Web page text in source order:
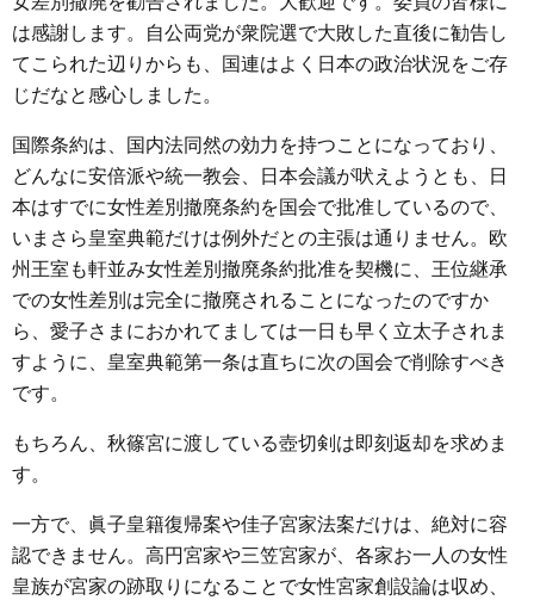
は感謝します。自公両党が衆院選で大敗した直後に勧告し
てこられた辺りからも、国連はよく日本の政治状況をご存
じだなと感心しました。
国際条約は、国内法同然の効力を持つことになっており、
どんなに安倍派や統一教会、日本会議が吠えようとも、日
本はすでに女性差別撤廃条約を国会で批准しているので、
いまさら皇室典範だけは例外だとの主張は通りません。欧
州王室も軒並み女性差別撤廃条約批准を契機に、王位継承
での女性差別は完全に撤廃されることになったのですか
ら、愛子さまにおかれてましては一日も早く立太子されま
すように、皇室典範第一条は直ちに次の国会で削除すべき
です。
もちろん、秋篠宮に渡している壺切剣は即刻返却を求めま
す。
一方で、眞子皇籍復帰案や佳子宮家法案だけは、絶対に容
認できません。高円宮家や三笠宮家が、各家お一人の女性
皇族が宮家の跡取りになることで女性宮家創設論は収め、